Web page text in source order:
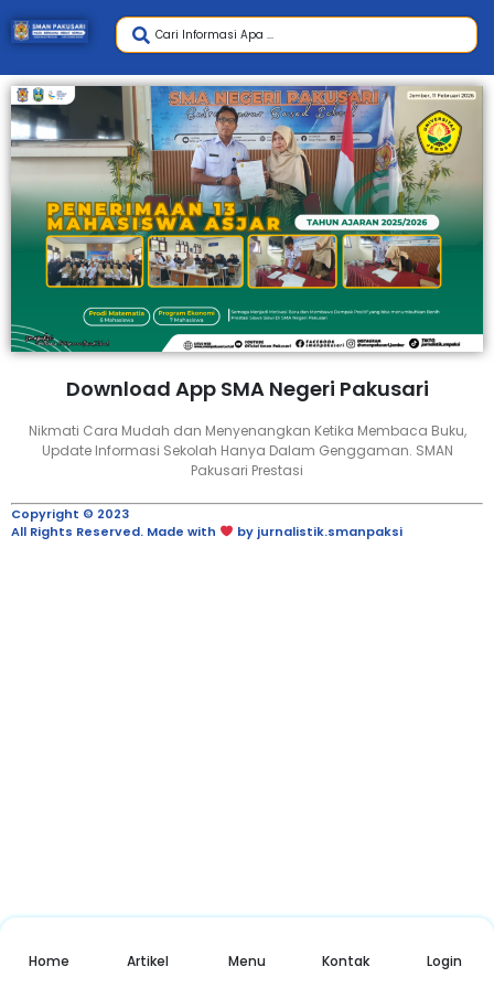
Download App SMA Negeri Pakusari
Nikmati Cara Mudah dan Menyenangkan Ketika Membaca Buku,
Update Informasi Sekolah Hanya Dalam Genggaman. SMAN
Pakusari Prestasi
Copyright © 2023
All Rights Reserved. Made with
by jurnalistik.smanpaksi
Home Artikel Menu Kontak Login